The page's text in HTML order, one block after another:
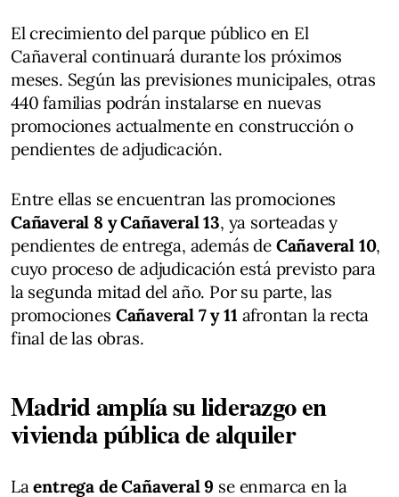
El crecimiento del parque público en El
Cañaveral continuará durante los próximos
meses. Según las previsiones municipales, otras
440 familias podrán instalarse en nuevas
promociones actualmente en construcción o
pendientes de adjudicación.
Entre ellas se encuentran las promociones
Cañaveral 8 y Cañaveral 13, ya sorteadas y
pendientes de entrega, además de Cañaveral 10,
cuyo proceso de adjudicación está previsto para
la segunda mitad del año. Por su parte, las
promociones Cañaveral 7 y 11 afrontan la recta
final de las obras.
Madrid amplía su liderazgo en
vivienda pública de alquiler
La entrega de Cañaveral 9 se enmarca en la